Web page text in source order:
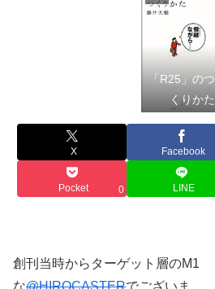
「R25」のつ
くりかた
X Facebook
Pocket 0 LINE
創刊当時からターゲット層のM1
な@HIROCASTERでございま